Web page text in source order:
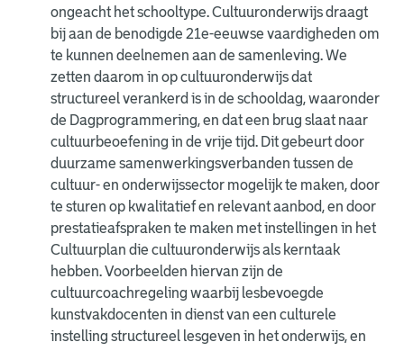
ongeacht het schooltype. Cultuuronderwijs draagt
bij aan de benodigde 21e-eeuwse vaardigheden om
te kunnen deelnemen aan de samenleving. We
zetten daarom in op cultuuronderwijs dat
structureel verankerd is in de schooldag, waaronder
de Dagprogrammering, en dat een brug slaat naar
cultuurbeoefening in de vrije tijd. Dit gebeurt door
duurzame samenwerkingsverbanden tussen de
cultuur- en onderwijssector mogelijk te maken, door
te sturen op kwalitatief en relevant aanbod, en door
prestatieafspraken te maken met instellingen in het
Cultuurplan die cultuuronderwijs als kerntaak
hebben. Voorbeelden hiervan zijn de
cultuurcoachregeling waarbij lesbevoegde
kunstvakdocenten in dienst van een culturele
instelling structureel lesgeven in het onderwijs, en